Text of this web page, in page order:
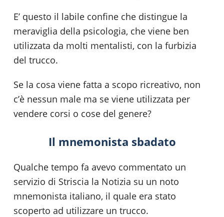
E’ questo il labile confine che distingue la
meraviglia della psicologia, che viene ben
utilizzata da molti mentalisti, con la furbizia
del trucco.
Se la cosa viene fatta a scopo ricreativo, non
c’è nessun male ma se viene utilizzata per
vendere corsi o cose del genere?
Il mnemonista sbadato
Qualche tempo fa avevo commentato un
servizio di Striscia la Notizia su un noto
mnemonista italiano, il quale era stato
scoperto ad utilizzare un trucco.